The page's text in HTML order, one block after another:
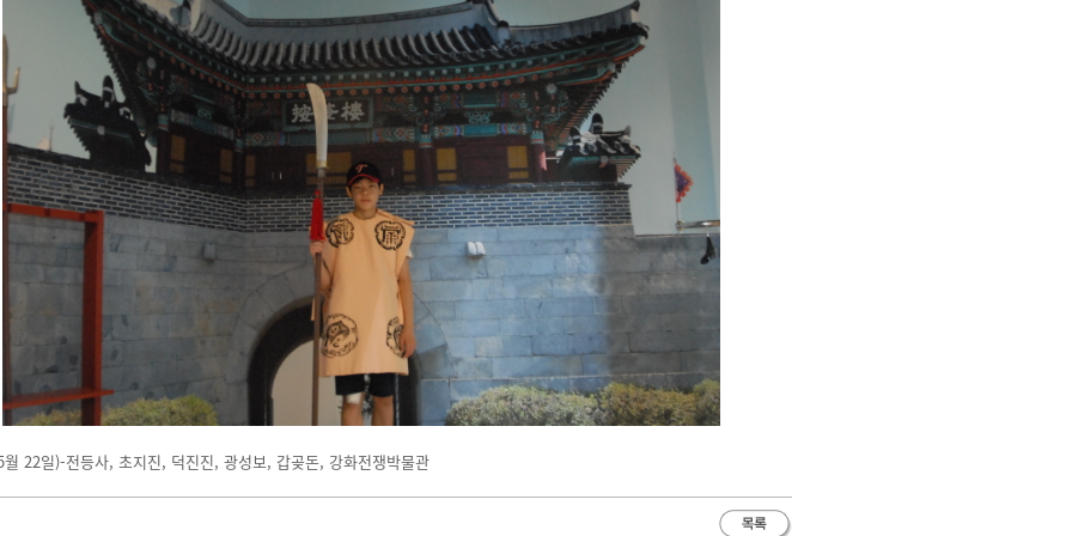
월 22일)-전등사, 초지진, 덕진진, 광성보, 갑곶돈, 강화전쟁박물관